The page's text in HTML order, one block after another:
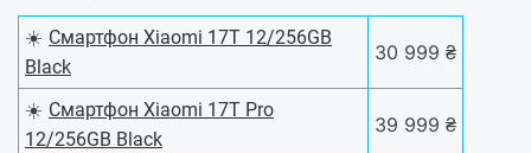
☀️ Смартфон Xiaomi 17T 12/256GB
Black
30 999 ₴
☀️ Смартфон Xiaomi 17T Pro
12/256GB Black
39 999 ₴